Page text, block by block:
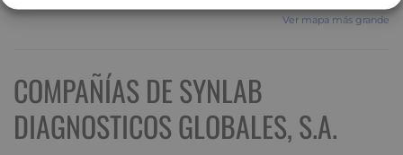
Ver mapa más grande
COMPAÑÍAS DE SYNLAB
DIAGNOSTICOS GLOBALES, S.A.